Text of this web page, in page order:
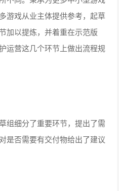
游戏从业主体提供参考，起草
加以提炼，并着重在示范版
运营这几个环节上做出流程规
组细分了重要环节，提出了需
是否需要有交付物给出了建议